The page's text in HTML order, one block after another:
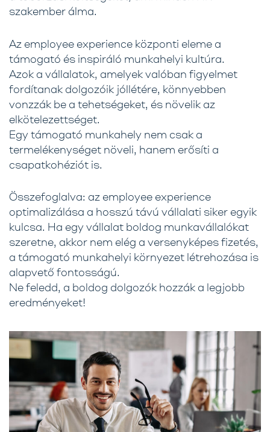
szakember álma.
Az employee experience központi eleme a
támogató és inspiráló munkahelyi kultúra.
Azok a vállalatok, amelyek valóban figyelmet
fordítanak dolgozóik jóllétére, könnyebben
vonzzák be a tehetségeket, és növelik az
elkötelezettséget.
Egy támogató munkahely nem csak a
termelékenységet növeli, hanem erősíti a
csapatkohéziót is.
Összefoglalva: az employee experience
optimalizálása a hosszú távú vállalati siker egyik
kulcsa. Ha egy vállalat boldog munkavállalókat
szeretne, akkor nem elég a versenyképes fizetés,
a támogató munkahelyi környezet létrehozása is
alapvető fontosságú.
Ne feledd, a boldog dolgozók hozzák a legjobb
eredményeket!